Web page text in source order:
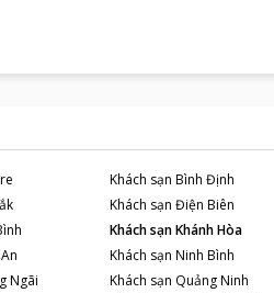
Khách sạn Bình Định
Khách sạn Điện Biên
Khách sạnKhánh Hòa
Khách sạn Ninh Bình
Ngãi Khách sạn Quảng Ninh